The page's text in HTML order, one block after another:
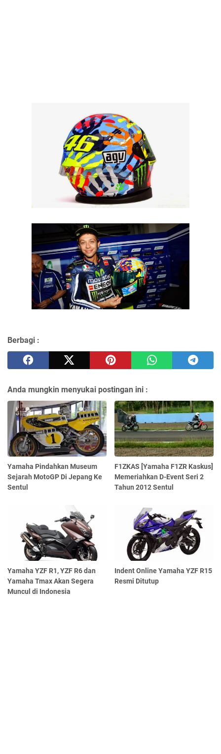
Berbagi :
Anda mungkin menyukai postingan ini :
Yamaha Pindahkan Museum
Sejarah MotoGP Di Jepang Ke
Sentul
F1ZKAS [Yamaha F1ZR Kaskus]
Memeriahkan D-Event Seri 2
Tahun 2012 Sentul
Yamaha YZF R1, YZF R6 dan
Yamaha Tmax Akan Segera
Muncul di Indonesia
Indent Online Yamaha YZF R15
Resmi Ditutup